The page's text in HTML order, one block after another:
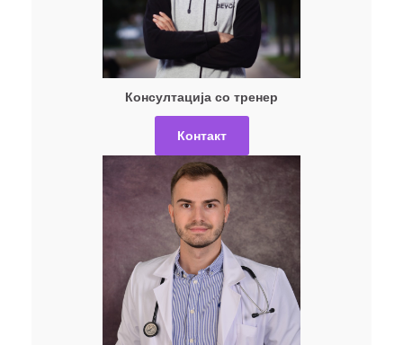
Консултација со тренер
Контакт